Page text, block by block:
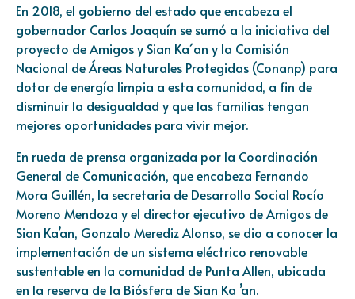
En 2018, el gobierno del estado que encabeza el
gobernador Carlos Joaquín se sumó a la iniciativa del
proyecto de Amigos y Sian Ka´an y la Comisión
Nacional de Áreas Naturales Protegidas (Conanp) para
dotar de energía limpia a esta comunidad, a fin de
disminuir la desigualdad y que las familias tengan
mejores oportunidades para vivir mejor.
En rueda de prensa organizada por la Coordinación
General de Comunicación, que encabeza Fernando
Mora Guillén, la secretaria de Desarrollo Social Rocío
Moreno Mendoza y el director ejecutivo de Amigos de
Sian Ka’an, Gonzalo Merediz Alonso, se dio a conocer la
implementación de un sistema eléctrico renovable
sustentable en la comunidad de Punta Allen, ubicada
en la reserva de la Biósfera de Sian Ka ’an.